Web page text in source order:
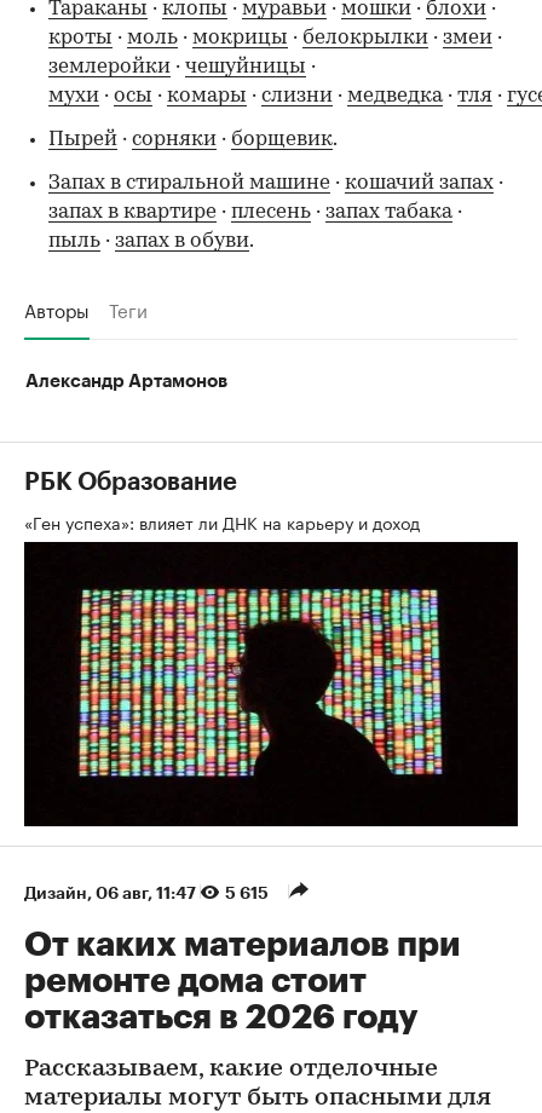
Тараканы · клопы · муравьи · мошки · блохи ·
кроты · моль · мокрицы · белокрылки · змеи ·
землеройки · чешуйницы ·
мухи · осы · комары · слизни · медведка· тля ·
Пырей · сорняки · борщевик.
Запах в стиральной машине · кошачий запах ·
запах в квартире · плесень · запах табака·
пыль · запах в обуви.
Авторы Теги
Александр Артамонов
РБК Образование
«Ген успеха»: влияет ли ДНК на карьеру и доход
Дизайн⁠, 06 авг, 11:47 5 615
От каких материалов при
ремонте дома стоит
отказаться в 2026 году
Рассказываем, какие отделочные
материалы могут быть опасными для